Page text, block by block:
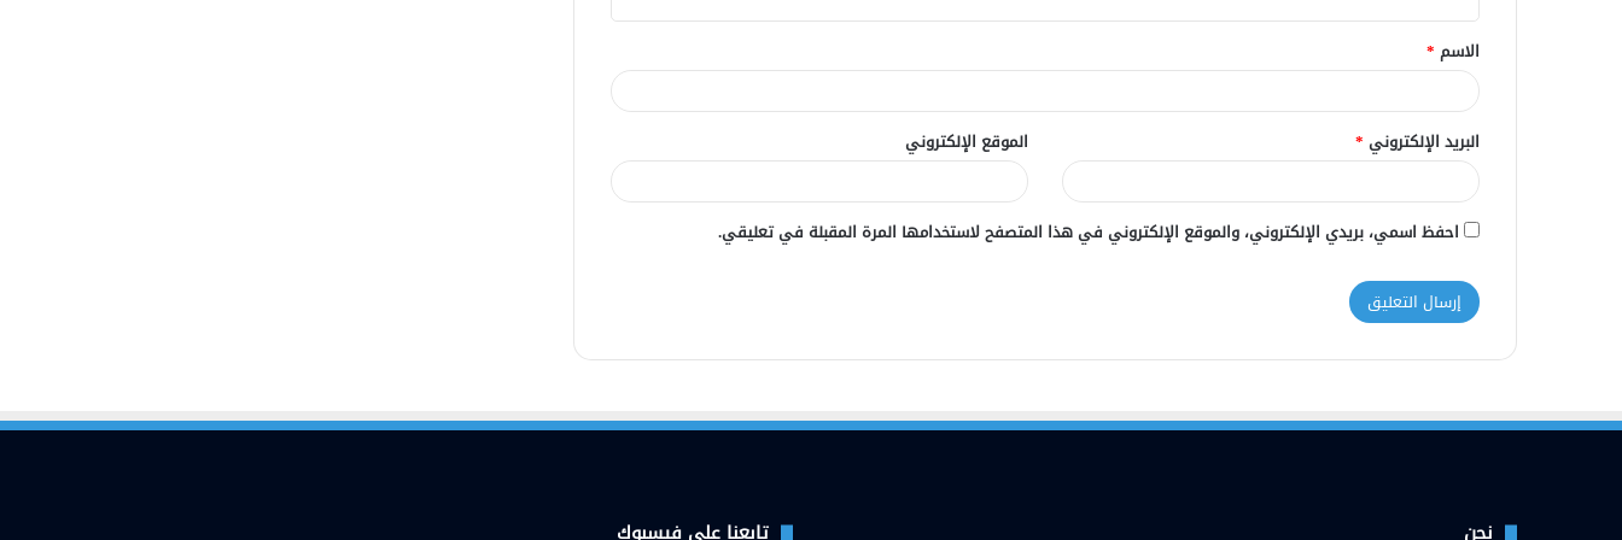
ق
*
الاسم *
البريد الإلكتروني * الموقع الإلكتروني
احفظ اسمي، بريدي الإلكتروني، والموقع الإلكتروني في هذا المتصفح لاستخدامها المرة المقبلة في تعليقي.
نحن تابعنا على فيسبوك